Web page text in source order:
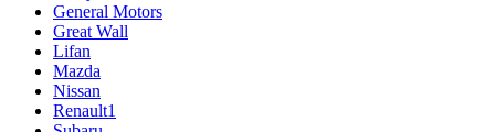
General Motors
Great Wall
Lifan
Mazda
Nissan
Renault1